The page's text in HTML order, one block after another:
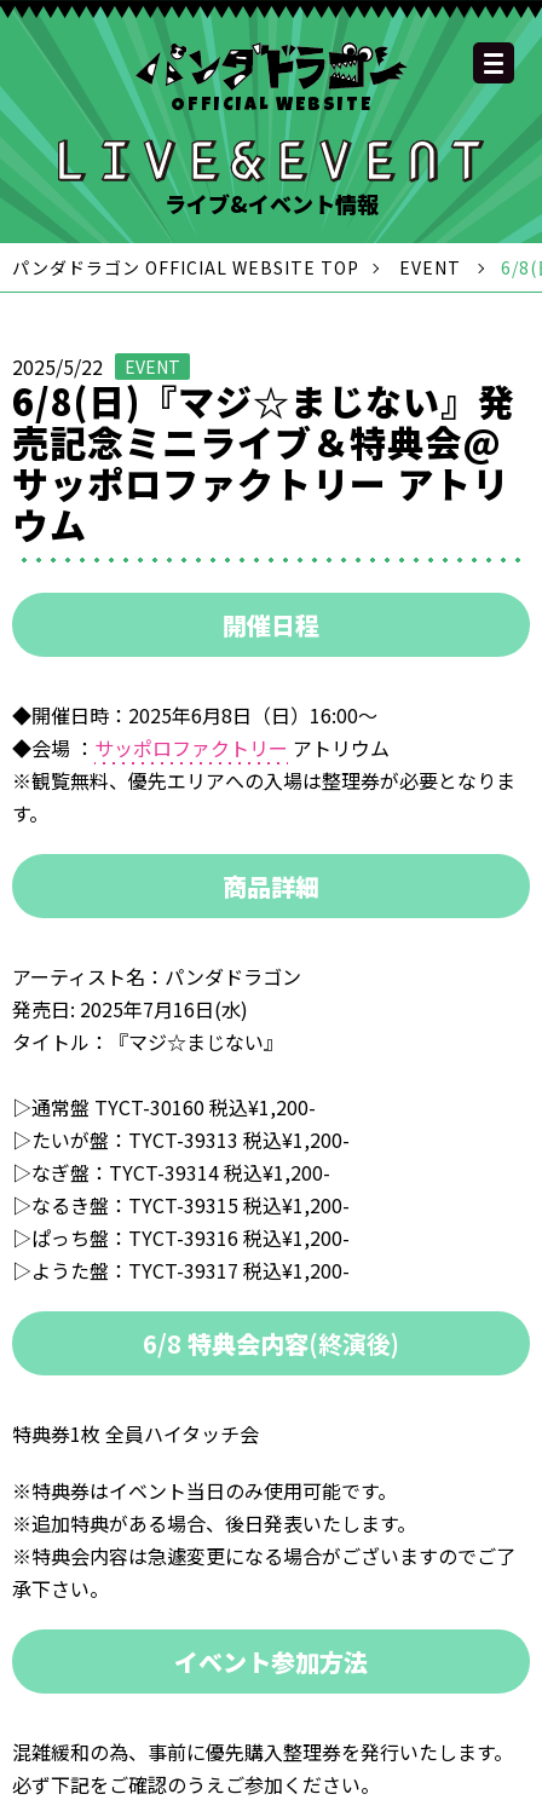
OFFICIAL WEBSITEOFFICIAL SITE TOP
NEWS MEMBER
SCHEDULE DISCOGRAPHY
GOODS
FAQ CONTACT
YOUTUBE
CHANNEL
INSTAGRAM
OFFICIAL
TWITTER
OFFICIAL LINE
ACCOUNT
OFFICIAL
TIKTOK
ライブ&イベント情報
パンダドラゴン OFFICIAL WEBSITE TOP EVENT 6/8(
2025/5/22 EVENT
6/8(日)『マジ☆まじない』発
売記念ミニライブ＆特典会@
サッポロファクトリー アトリ
ウム
開催日程
◆開催日時：2025年6月8日（日）16:00〜
◆会場 ： サッポロファクトリー アトリウム
※観覧無料、優先エリアへの入場は整理券が必要となりま
す。
商品詳細
アーティスト名：パンダドラゴン
発売日: 2025年7月16日(水)
タイトル：『マジ☆まじない』
▷通常盤 TYCT-30160 税込¥1,200-
▷たいが盤：TYCT-39313 税込¥1,200-
▷なぎ盤：TYCT-39314 税込¥1,200-
▷なるき盤：TYCT-39315 税込¥1,200-
▷ぱっち盤：TYCT-39316 税込¥1,200-
▷ようた盤：TYCT-39317 税込¥1,200-
6/8 特典会内容(終演後)
特典券1枚 全員ハイタッチ会
※特典券はイベント当日のみ使用可能です。
※追加特典がある場合、後日発表いたします。
※特典会内容は急遽変更になる場合がございますのでご了
承下さい。
イベント参加方法
混雑緩和の為、事前に優先購入整理券を発行いたします。
必ず下記をご確認のうえご参加ください。